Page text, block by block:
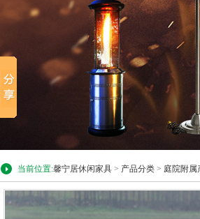
当前位置:馨宁居休闲家具 > 产品分类 > 庭院附属